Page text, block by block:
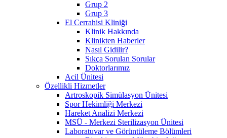
Grup 2
Grup 3
El Cerrahisi Kliniği
Klinik Hakkında
Klinikten Haberler
Nasıl Gidilir?
Sıkça Sorulan Sorular
Doktorlarımız
Acil Ünitesi
Özellikli Hizmetler
Artroskopik Simülasyon Ünitesi
Spor Hekimliği Merkezi
Hareket Analizi Merkezi
MSÜ - Merkezi Sterilizasyon Ünitesi
Laboratuvar ve Görüntüleme Bölümleri